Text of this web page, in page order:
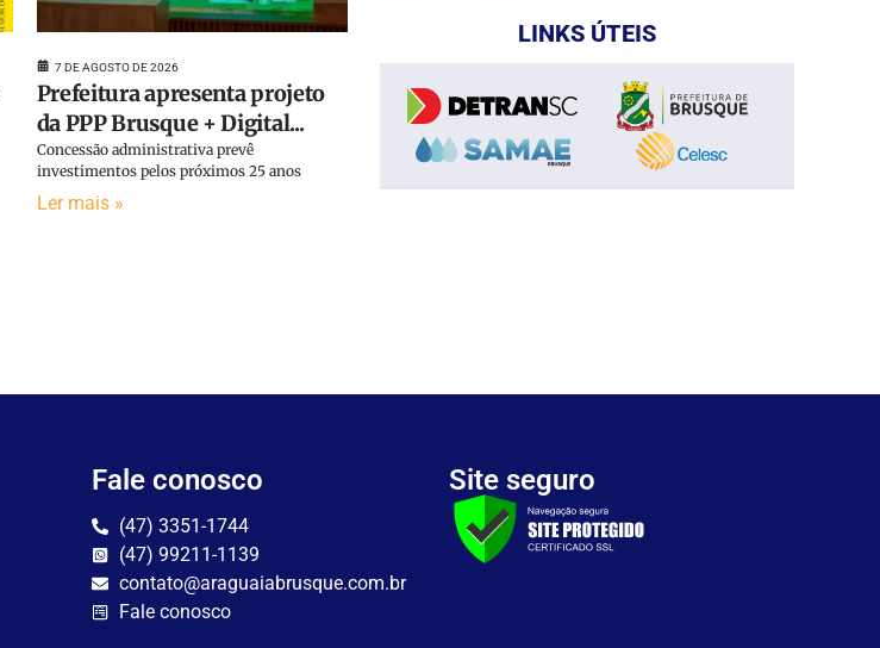
7 DE AGOSTO DE 2026
Prefeitura apresenta projeto
da PPP Brusque + Digital...
Concessão administrativa prevê
investimentos pelos próximos 25 anos
Ler mais »
LINKS ÚTEIS
Fale conosco
(47) 3351-1744
(47) 99211-1139
contato@araguaiabrusque.com.br
Fale conosco
Site seguro